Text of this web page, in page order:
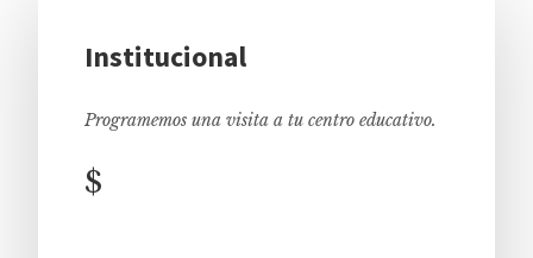
Institucional
Programemos una visita a tu centro educativo.
$